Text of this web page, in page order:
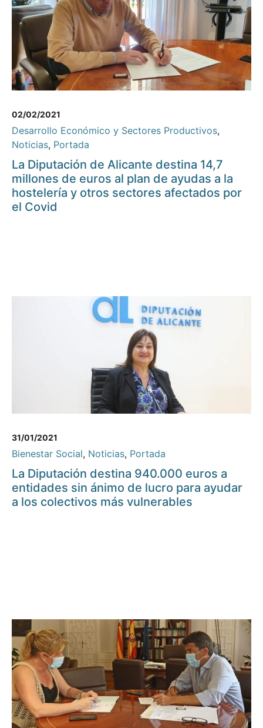
02/02/2021
Desarrollo Económico y Sectores Productivos,
Noticias, Portada
La Diputación de Alicante destina 14,7
millones de euros al plan de ayudas a la
hostelería y otros sectores afectados por
el Covid
31/01/2021
Bienestar Social, Noticias, Portada
La Diputación destina 940.000 euros a
entidades sin ánimo de lucro para ayudar
a los colectivos más vulnerables